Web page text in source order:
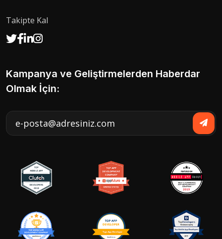
Takipte Kal
Kampanya ve Geliştirmelerden Haberdar
Olmak İçin: